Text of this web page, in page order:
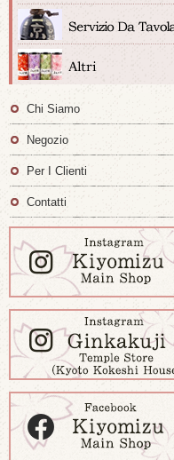
Chi Siamo
Negozio
Per I Clienti
Contatti